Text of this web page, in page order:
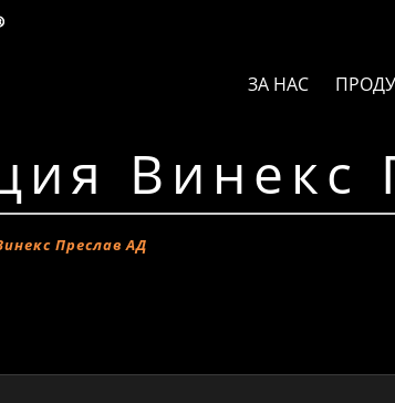
ЗА НАС
Винекс
Преслав АД